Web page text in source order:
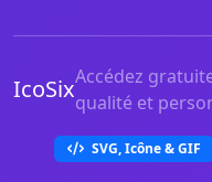
IcoSixAccédez
qualité et
SVG, Icône & GIF